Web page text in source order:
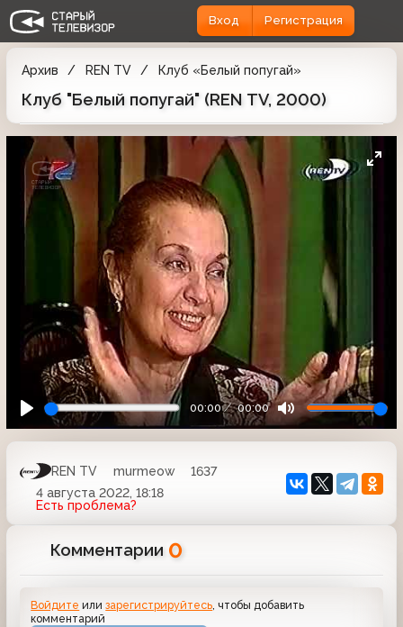
Вход Регистрация
Архив REN TV Клуб «Белый попугай»
Клуб "Белый попугай" (REN TV, 2000)
00:00 00:00
REN TV murmeow
1637
4 августа 2022, 18:18
Есть проблема?
Комментарии 0
Войдите илизарегистрируйтесь, чтобы добавить
комментарий